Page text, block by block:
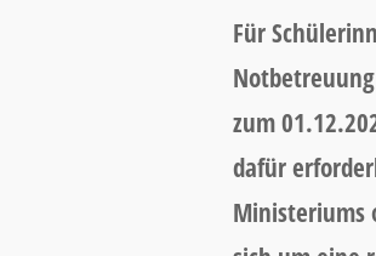
Für
zum
dafür
Ministeriums